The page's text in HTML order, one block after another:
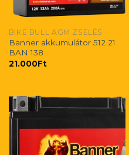
BIKE BULL AGM ZSELÉS
Banner akkumulátor 512 21
BAN 138
21.000Ft